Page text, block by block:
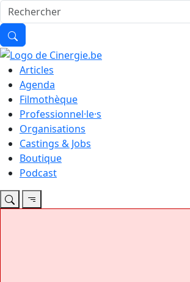
Articles
Agenda
Filmothèque
Professionnel·le·s
Organisations
Castings & Jobs
Boutique
Podcast